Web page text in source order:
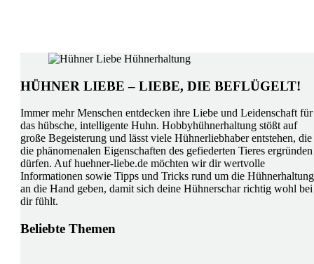
HÜHNER LIEBE – LIEBE, DIE BEFLÜGELT!
Immer mehr Menschen entdecken ihre Liebe und Leidenschaft für
das hübsche, intelligente Huhn. Hobbyhühnerhaltung stößt auf
große Begeisterung und lässt viele Hühnerliebhaber entstehen, die
die phänomenalen Eigenschaften des gefiederten Tieres ergründen
dürfen. Auf huehner-liebe.de möchten wir dir wertvolle
Informationen sowie Tipps und Tricks rund um die Hühnerhaltung
an die Hand geben, damit sich deine Hühnerschar richtig wohl bei
dir fühlt.
Beliebte Themen